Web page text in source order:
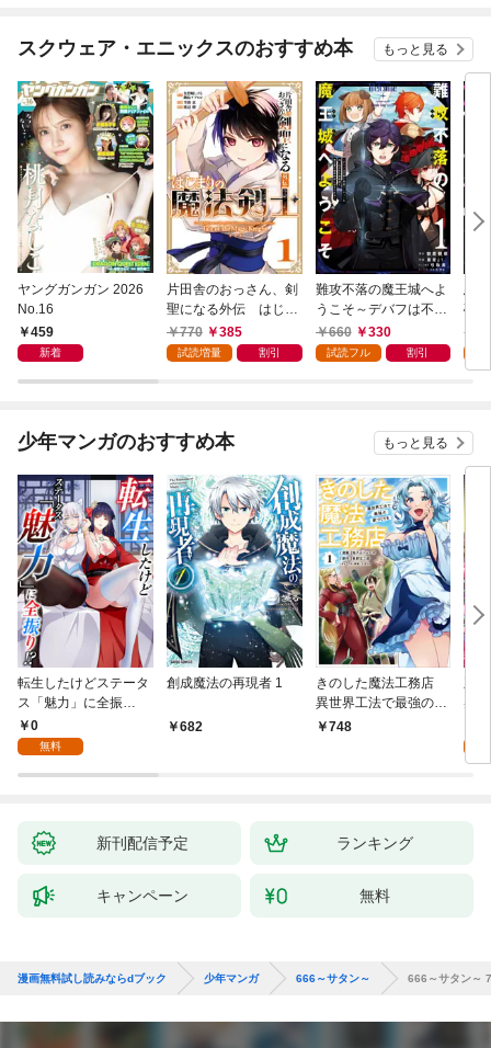
スクウェア・エニックスのおすすめ本 もっと見る
ヤングガンガン 2026
No.16
459
新着
片田舎のおっさん、剣
聖になる外伝 はじま
りの魔法剣士 1巻
770 385
試読増量 割引
難攻不落の魔王城へよ
うこそ～デバフは不要
と勇者パーティーを追
い出された黒魔導士、
660 330
試読フル 割引
悪
破
叩
つ
か
少年マンガのおすすめ本 もっと見る
転生したけどステータ
ス「魅力」に全振
り！？(1)
0
無料
創成魔法の再現者 1
682
きのした魔法工務店
異世界工法で最強の家
づくりを（コミック）
748
兆
る
新刊配信予定 ランキング
キャンペーン 無料
漫画無料試し読みならdブック 少年マンガ 666～サタン～ 666～サタン～